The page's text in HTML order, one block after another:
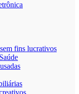
fins lucrativos